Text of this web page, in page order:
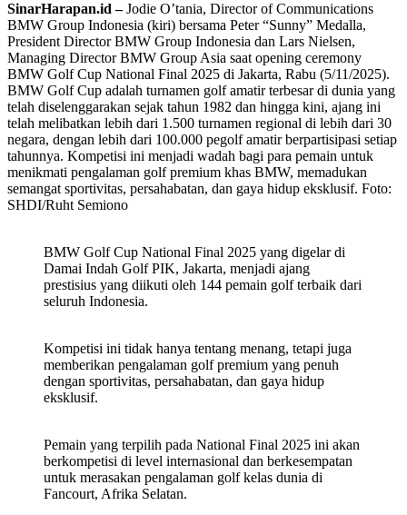
SinarHarapan.id –Jodie O’tania, Director of Communications
BMW Group Indonesia (kiri) bersama Peter “Sunny” Medalla,
President Director BMW Group Indonesia dan Lars Nielsen,
Managing Director BMW Group Asia saat opening ceremony
BMW Golf Cup National Final 2025 di Jakarta, Rabu (5/11/2025).
BMW Golf Cup adalah turnamen golf amatir terbesar di dunia yang
telah diselenggarakan sejak tahun 1982 dan hingga kini, ajang ini
telah melibatkan lebih dari 1.500 turnamen regional di lebih dari 30
negara, dengan lebih dari 100.000 pegolf amatir berpartisipasi setiap
tahunnya. Kompetisi ini menjadi wadah bagi para pemain untuk
menikmati pengalaman golf premium khas BMW, memadukan
semangat sportivitas, persahabatan, dan gaya hidup eksklusif. Foto:
SHDI/Ruht Semiono
BMW Golf Cup National Final 2025 yang digelar di
Damai Indah Golf PIK, Jakarta, menjadi ajang
prestisius yang diikuti oleh 144 pemain golf terbaik dari
seluruh Indonesia.
Kompetisi ini tidak hanya tentang menang, tetapi juga
memberikan pengalaman golf premium yang penuh
dengan sportivitas, persahabatan, dan gaya hidup
eksklusif.
Pemain yang terpilih pada National Final 2025 ini akan
berkompetisi di level internasional dan berkesempatan
untuk merasakan pengalaman golf kelas dunia di
Fancourt, Afrika Selatan.